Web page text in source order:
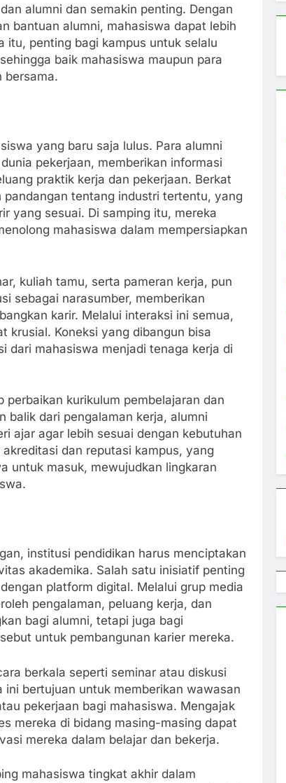
alumni dan semakin penting. Dengan
bantuan alumni, mahasiswa dapat lebih
itu, penting bagi kampus untuk selalu
baik mahasiswa maupun para
bersama.
yang baru saja lulus. Para alumni
pekerjaan, memberikan informasi
praktik kerja dan pekerjaan. Berkat
tentang industri tertentu, yang
yang sesuai. Di samping itu, mereka
mahasiswa dalam mempersiapkan
kuliah tamu, serta pameran kerja, pun
sebagai narasumber, memberikan
karir. Melalui interaksi ini semua,
krusial. Koneksi yang dibangun bisa
dari mahasiswa menjadi tenaga kerja di
perbaikan kurikulum pembelajaran dan
balik dari pengalaman kerja, alumni
ajar agar lebih sesuai dengan kebutuhan
dan reputasi kampus, yang
untuk masuk, mewujudkan lingkaran
institusi pendidikan harus menciptakan
akademika. Salah satu inisiatif penting
platform digital. Melalui grup media
pengalaman, peluang kerja, dan
bagi alumni, tetapi juga bagi
untuk pembangunan karier mereka.
berkala seperti seminar atau diskusi
bertujuan untuk memberikan wawasan
pekerjaan bagi mahasiswa. Mengajak
mereka di bidang masing-masing dapat
mereka dalam belajar dan bekerja.
mahasiswa tingkat akhir dalam